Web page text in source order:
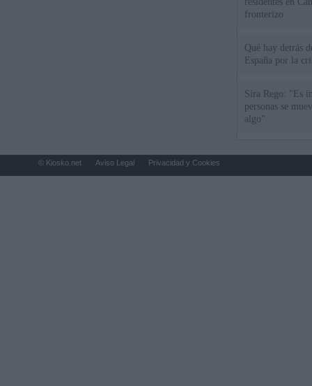
fronterizo
Qué hay detrás
España por la
Sira Rego: "Es
personas se
algo"
© Kiosko.net Aviso Legal Privacidad y Cookies